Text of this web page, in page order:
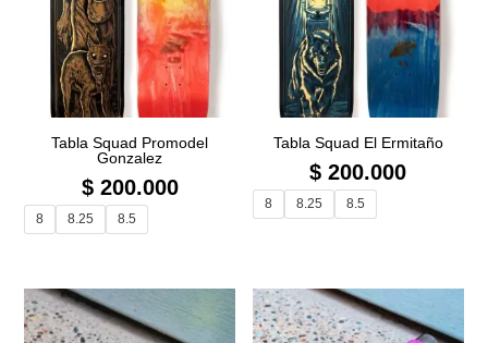
Tabla Squad Promodel
Gonzalez
$200.000
8 8.25 8.5
Tabla Squad El Ermitaño
$ 200.000
8 8.25 8.5